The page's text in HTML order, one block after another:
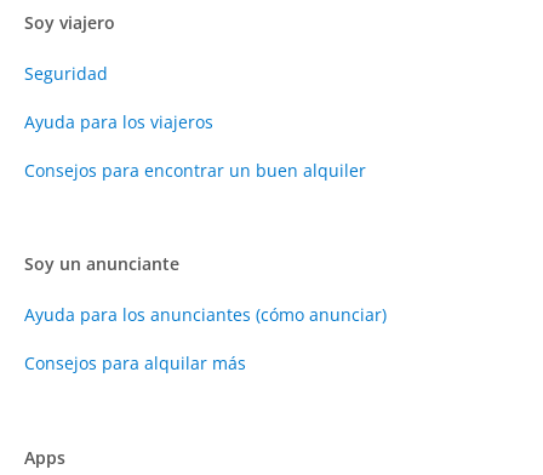
Soy viajero
Seguridad
Ayuda para los viajeros
Consejos para encontrar un buen alquiler
Soy un anunciante
Ayuda para los anunciantes (cómo anunciar)
Consejos para alquilar más
Apps